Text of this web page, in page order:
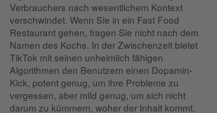
Verbrauchers nach wesentlichem Kontext
verschwindet. Wenn Sie in ein Fast Food
Restaurant gehen, fragen Sie nicht nach dem
Namen des Kochs. In der Zwischenzeit bietet
TikTok mit seinen unheimlich fähigen
Algorithmen den Benutzern einen Dopamin-
Kick, potent genug, um ihre Probleme zu
vergessen, aber mild genug, um sich nicht
darum zu kümmern, woher der Inhalt kommt.